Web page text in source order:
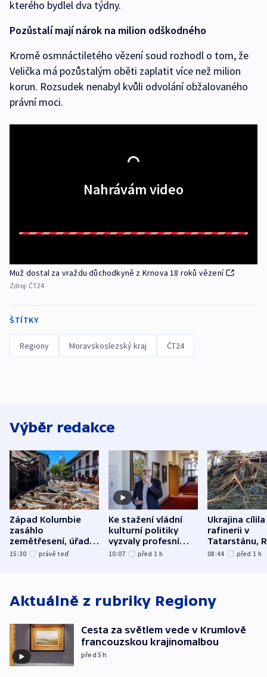
kterého bydlel dva týdny.
Pozůstalí mají nárok na milion odškodného
Kromě osmnáctiletého vězení soud rozhodl o tom, že
Velička má pozůstalým oběti zaplatit více než milion
korun. Rozsudek nenabyl kvůli odvolání obžalovaného
právní moci.
Nahrávám video
Muž dostal za vraždu důchodkyně z Krnova 18 roků vězení
Zdroj: ČT24
ŠTÍTKY
Regiony Moravskoslezský kraj ČT24
Výběr redakce
Západ Kolumbie
zasáhlo
zemětřesení, úřady
hlásí přes sto obětí
15:30 právě teď
Ke stažení vládní
kulturní politiky
vyzvaly profesní
organizace, spolky i
10:07 před 1 h
Ukrajina cílila
rafinerii v
Tatarstánu,
útočilo na
08:44 před 1 h
Aktuálně z rubriky Regiony
Cesta za světlem vede v Krumlově
francouzskou krajinomalbou
před 5h